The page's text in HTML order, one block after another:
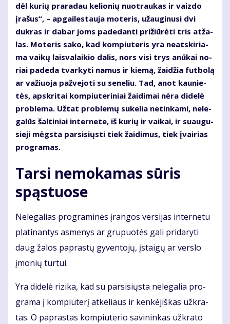
dėl ku­rių pra­ra­dau ke­lio­nių nuo­trau­kas ir vaiz­do
įra­šus“, – ap­gai­les­tau­ja mo­te­ris, už­au­gi­nu­si dvi
duk­ras ir da­bar joms pa­de­dan­ti pri­žiū­rė­ti tris at­ža­
las. Mo­te­ris sa­ko, kad kom­piu­te­ris yra ne­at­ski­ria­
ma vai­kų lais­va­lai­kio da­lis, nors vi­si trys anū­kai no­
riai pa­de­da tvar­ky­ti na­mus ir kie­mą, žai­džia fut­bo­lą
ar va­žiuo­ja pa­žve­jo­ti su se­ne­liu. Tad, anot kau­nie­
tės, ap­skri­tai kom­piu­te­ri­niai žai­di­mai nė­ra di­de­lė
pro­ble­ma. Už­tat pro­ble­mų su­ke­lia ne­tin­ka­mi, ne­le­
ga­lūs šal­ti­niai in­ter­ne­te, iš ku­rių ir vai­kai, ir su­au­gu­
sie­ji mėgs­ta par­si­siųs­ti tiek žai­di­mus, tiek įvai­rias
pro­gra­mas.
Tar­si ne­mo­ka­mas sū­ris
spąs­tuo­se
Ne­le­ga­lias pro­gra­mi­nės įran­gos ver­si­jas in­ter­ne­tu
pla­ti­nan­tys as­me­nys ar gru­puo­tės ga­li pri­da­ry­ti
daug ža­los pa­pras­tų gy­ven­to­jų, įstai­gų ar ver­slo
įmo­nių tur­tui.
Yra di­de­lė ri­zi­ka, kad su par­si­siųs­ta ne­le­ga­lia pro­
gra­ma į kom­piu­te­rį at­ke­liaus ir ken­kė­jiš­kas už­kra­
tas. O pa­pras­tas kom­piu­te­rio sa­vi­nin­kas už­kra­to